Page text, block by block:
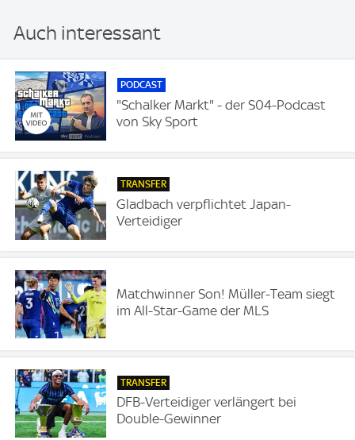
Auch interessant
PODCAST
"Schalker Markt" - der S04-Podcast
von Sky Sport
TRANSFER
Gladbach verpflichtet Japan-
Verteidiger
Matchwinner Son! Müller-Team siegt
im All-Star-Game der MLS
TRANSFER
DFB-Verteidiger verlängert bei
Double-Gewinner